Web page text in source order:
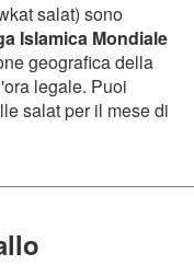
salat) sono
Islamica Mondiale
geografica della
legale. Puoi
salat per il mese di